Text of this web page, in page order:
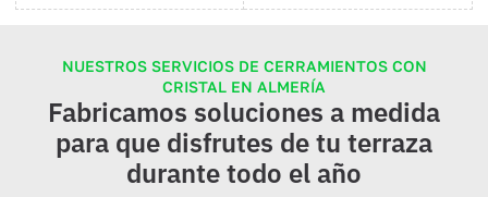
NUESTROS SERVICIOS DE CERRAMIENTOS CON
CRISTAL EN ALMERÍA
Fabricamos soluciones a medida
para que disfrutes de tu terraza
durante todo el año